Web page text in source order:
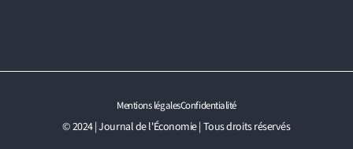
© 2024 | Journal de l'Économie | Tous droits réservés
Mentions légalesConfidentialité